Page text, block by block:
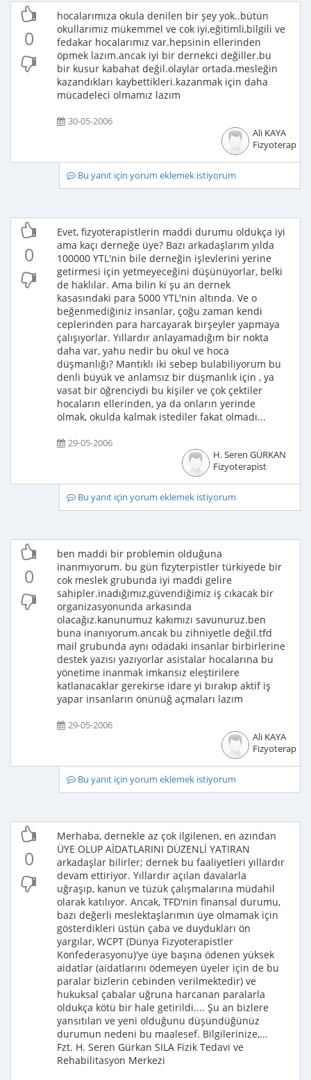
0
hocalarımıza okula denilen bir şey yok..bütün
okullarımız mükemmel ve cok iyi,eğitimli,bilgili ve
fedakar hocalarımız var.hepsinin ellerinden
öpmek lazım.ancak iyi bir dernekci değiller.bu
bir kusur kabahat değil.olaylar ortada.mesleğin
kazandıkları kaybettikleri.kazanmak için daha
mücadeleci olmamız lazım
30-05-2006
Ali KAYA
Fizyoterapist
Bu yanıt için yorum eklemek istiyorum
0
Evet, fizyoterapistlerin maddi durumu oldukça iyi
ama kaçı derneğe üye? Bazı arkadaşlarım yılda
100000 YTL'nin bile derneğin işlevlerini yerine
getirmesi için yetmeyeceğini düşünüyorlar, belki
de haklılar. Ama bilin ki şu an dernek
kasasındaki para 5000 YTL'nin altında. Ve o
beğenmediğiniz insanlar, çoğu zaman kendi
ceplerinden para harcayarak birşeyler yapmaya
çalışıyorlar. Yıllardır anlayamadığım bir nokta
daha var, yahu nedir bu okul ve hoca
düşmanlığı? Mantıklı iki sebep bulabiliyorum bu
denli büyük ve anlamsız bir düşmanlık için , ya
vasat bir öğrenciydi bu kişiler ve çok çektiler
hocaların ellerinden, ya da onların yerinde
olmak, okulda kalmak istediler fakat olmadı...
29-05-2006
H. Seren GÜRKAN
Fizyoterapist
Bu yanıt için yorum eklemek istiyorum
0
ben maddi bir problemin olduğuna
inanmıyorum. bu gün fizyterpistler türkiyede bir
cok meslek grubunda iyi maddi gelire
sahipler.inadığımız,güvendiğimiz iş cıkacak bir
organizasyonunda arkasında
olacağız.kanunumuz kakımızı savunuruz.ben
buna inanıyorum.ancak bu zihniyetle değil.tfd
mail grubunda aynı odadaki insanlar birbirlerine
destek yazısı yazıyorlar asistalar hocalarına bu
yönetime inanmak imkansız eleştirilere
katlanacaklar gerekirse idare yi bırakıp aktif iş
yapar insanların önünüğ açmaları lazım
29-05-2006
Ali KAYA
Fizyoterapist
Bu yanıt için yorum eklemek istiyorum
0
Merhaba, dernekle az çok ilgilenen, en azından
ÜYE OLUP AİDATLARINI DÜZENLİ YATIRAN
arkadaşlar bilirler; dernek bu faaliyetleri yıllardır
devam ettiriyor. Yıllardır açılan davalarla
uğraşıp, kanun ve tüzük çalışmalarına müdahil
olarak katılıyor. Ancak, TFD'nin finansal durumu,
bazı değerli meslektaşlarımın üye olmamak için
gösterdikleri üstün çaba ve duydukları ön
yargılar, WCPT (Dünya Fizyoterapistler
Konfederasyonu)'ye üye başına ödenen yüksek
aidatlar (aidatlarını ödemeyen üyeler için de bu
paralar bizlerin cebinden verilmektedir) ve
hukuksal çabalar uğruna harcanan paralarla
oldukça kötü bir hale getirildi.... Şu an bizlere
yansıtılan ve yeni olduğunu düşündüğünüz
durumun nedeni bu maalesef. Bilgilerinize,...
Fzt. H. Seren Gürkan SILA Fizik Tedavi ve
Rehabilitasyon Merkezi